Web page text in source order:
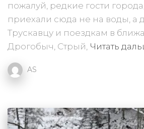
пожалуй, редкие гости
приехали сюда не на воды, а
Трускавцу и поездкам в
Дрогобыч, Стрый, Читать
AS